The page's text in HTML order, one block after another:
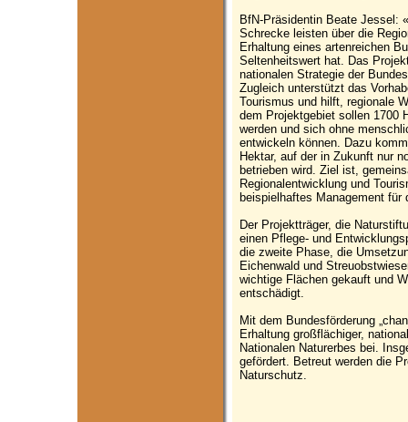
BfN-Präsidentin Beate Jessel:
Schrecke leisten über die
Erhaltung eines artenreichen
Seltenheitswert hat. Das
nationalen Strategie der
Zugleich unterstützt das
Tourismus und hilft, regionale
dem Projektgebiet sollen 1700
werden und sich ohne
entwickeln können. Dazu
Hektar, auf der in Zukunft nur
betrieben wird. Ziel ist,
Regionalentwicklung und
beispielhaftes Management für
Der Projektträger, die
einen Pflege- und
die zweite Phase, die
Eichenwald und
wichtige Flächen gekauft und
entschädigt.
Mit dem Bundesförderung
Erhaltung großflächiger,
Nationalen Naturerbes bei.
gefördert. Betreut werden die
Naturschutz.